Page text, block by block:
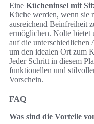
Eine Kücheninsel mit
Küche werden, wenn sie
ausreichend Beinfreiheit
ermöglichen. Nolte bietet
auf die unterschiedlichen
um den idealen Ort zum
Jeder Schritt in diesem
funktionellen und
Vorschein.
FAQ
Was sind die Vorteile